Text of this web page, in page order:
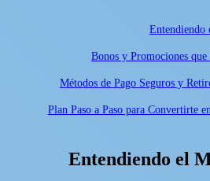
Bonos y Promociones
Métodos de Pago Seguros y
Plan Paso a Paso para Convertirte
Entendiendo el